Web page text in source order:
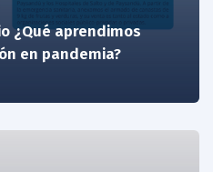
¿Qué aprendimos
en pandemia?